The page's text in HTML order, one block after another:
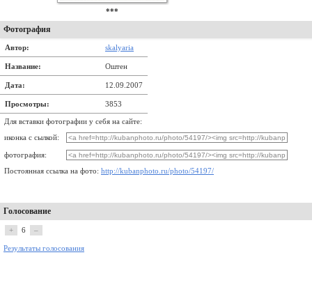
***
Фотография
Автор: skalyaria
Название: Оштен
Дата: 12.09.2007
Просмотры: 3853
Для вставки фотографии у себя на сайте:
иконка с сылкой:
фотография:
Постоянная ссылка на фото: http://kubanphoto.ru/photo/54197/
Голосование
+ 6 –
Результаты голосования